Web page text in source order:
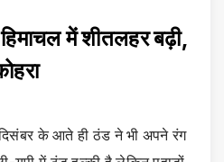
में शीतलहर बढ़ी,
के आते ही ठंड ने भी अपने रंग